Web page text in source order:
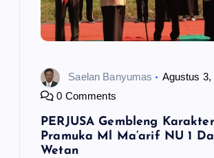
Saelan Banyumas
Agustus 3,
0 Comments
PERJUSA Gembleng
Pramuka Ml Ma’arif NU 1
Wetan